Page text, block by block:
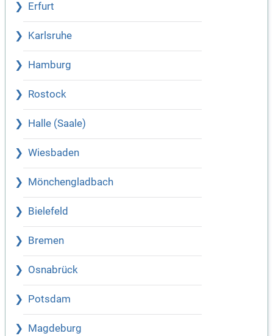
Erfurt
Karlsruhe
Hamburg
Rostock
Halle (Saale)
Wiesbaden
Mönchengladbach
Bielefeld
Bremen
Osnabrück
Potsdam
Magdeburg